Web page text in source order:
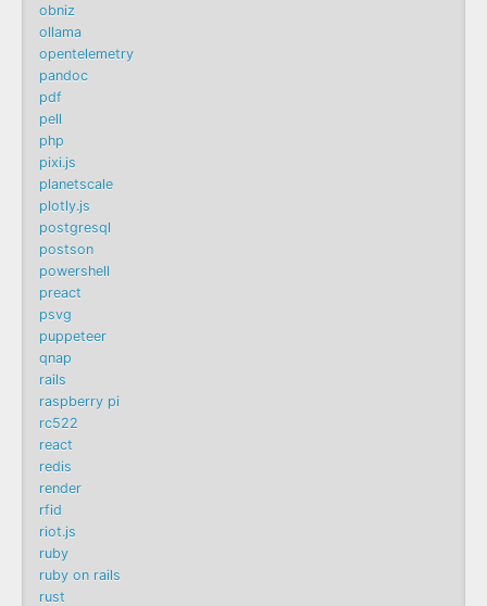
obniz
ollama
opentelemetry
pandoc
pdf
pell
php
pixi.js
planetscale
plotly.js
postgresql
postson
powershell
preact
psvg
puppeteer
qnap
rails
raspberry pi
rc522
react
redis
render
rfid
riot.js
ruby
ruby on rails
rust